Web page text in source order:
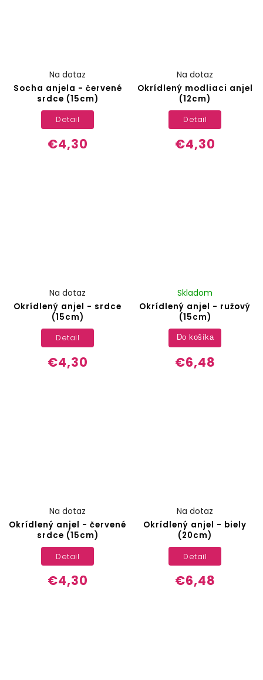
Socha anjela - červené
srdce (15cm)
Na dotaz
€4,30
Detail
Okrídlený modliaci anjel
(12cm)
Na dotaz
€4,30
Detail
Okrídlený anjel - srdce
(15cm)
Na dotaz
€4,30
Detail
Okrídlený anjel - ružový
(15cm)
Skladom
€6,48
Do košíka
Okrídlený anjel - červené
srdce (15cm)
Na dotaz
€4,30
Detail
Okrídlený anjel - biely
(20cm)
Na dotaz
€6,48
Detail